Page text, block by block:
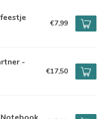
€7,99
-
€17,50